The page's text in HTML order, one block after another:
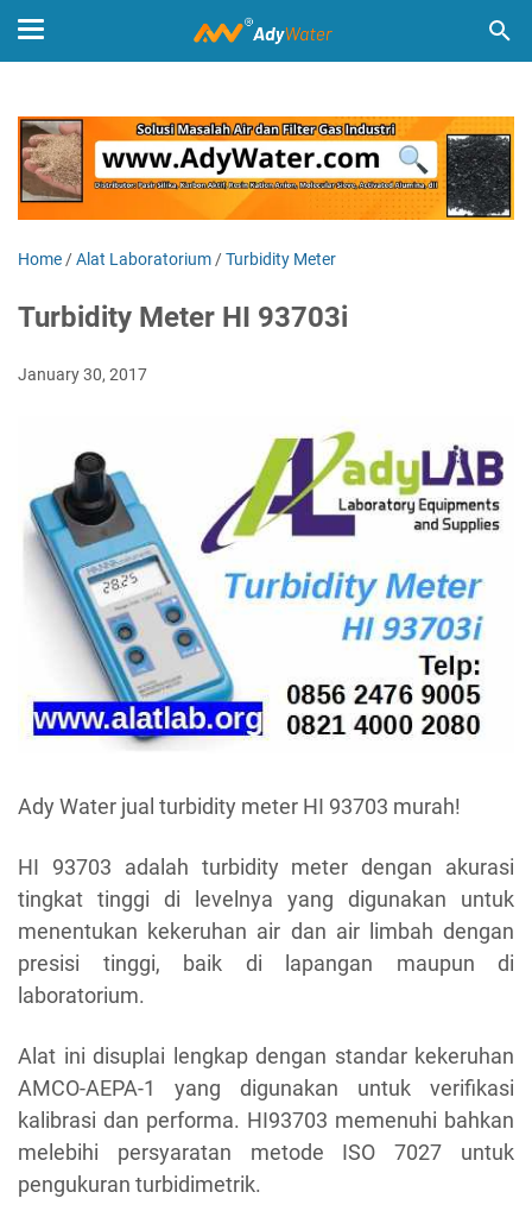
Home /Alat Laboratorium /Turbidity Meter
Turbidity Meter HI 93703i
January 30, 2017
Ady Water jual turbidity meter HI 93703 murah!
HI 93703 adalah turbidity meter dengan akurasi
tingkat tinggi di levelnya yang digunakan untuk
menentukan kekeruhan air dan air limbah dengan
presisi tinggi, baik di lapangan maupun di
laboratorium.
Alat ini disuplai lengkap dengan standar kekeruhan
AMCO-AEPA-1 yang digunakan untuk verifikasi
kalibrasi dan performa. HI93703 memenuhi bahkan
melebihi persyaratan metode ISO 7027 untuk
pengukuran turbidimetrik.